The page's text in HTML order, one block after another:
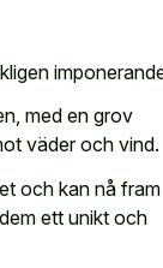
med en grov
väder och vind.
och kan nå fram
ett unikt och